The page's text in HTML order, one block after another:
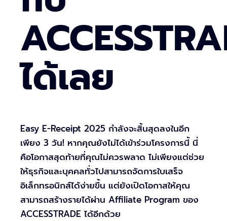
ได้เลย
Easy E-Receipt 2025 กำลังจะสิ้นสุดลงในอีก
เพียง 3 วัน! หากคุณยังไม่ได้เข้าร่วมโครงการนี้ นี่
คือโอกาสสุดท้ายที่คุณไม่ควรพลาด ไม่เพียงแต่ช่วย
ให้ธุรกิจและบุคคลทั่วไปสามารถจัดการใบเสร็จ
อิเล็กทรอนิกส์ได้ง่ายขึ้น แต่ยังเปิดโอกาสให้คุณ
สามารถสร้างรายได้ผ่าน Affiliate Program ของ
ACCESSTRADE ได้อีกด้วย